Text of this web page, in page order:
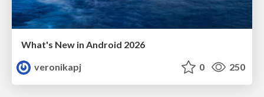
What's New in Android 2026
veronikapj
0 250